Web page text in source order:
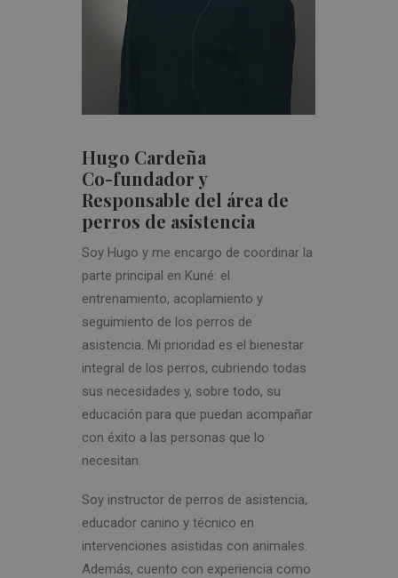
Hugo Cardeña
Co-fundador y
Responsable del área de
perros de asistencia
Soy Hugo y me encargo de coordinar la
parte principal en Kuné: el
entrenamiento, acoplamiento y
seguimiento de los perros de
asistencia. Mi prioridad es el bienestar
integral de los perros, cubriendo todas
sus necesidades y, sobre todo, su
educación para que puedan acompañar
con éxito a las personas que lo
necesitan.
Soy instructor de perros de asistencia,
educador canino y técnico en
intervenciones asistidas con animales.
Además, cuento con experiencia como